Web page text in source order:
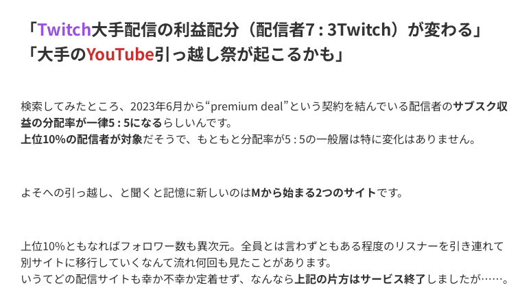
「Twitch大手配信の利益配分（配信者7 : 3Twitch）が変わる」
「大手のYouTube引っ越し祭が起こるかも」
検索してみたところ、2023年6月から“premium deal”という契約を結んでいる配信者のサブスク収
益の分配率が一律5 : 5になる らしいんです。
上位10％の配信者が対象だそうで、もともと分配率が5 : 5の一般層は特に変化はありません。
よそへの引っ越し、と聞くと記憶に新しいのはMから始まる2つのサイトです。
上位10%ともなればフォロワー数も異次元。全員とは言わずともある程度のリスナーを引き連れて
別サイトに移行していくなんて流れ何回も見たことがあります。
いうてどの配信サイトも幸か不幸か定着せず、なんなら上記の片方はサービス終了しましたが……。